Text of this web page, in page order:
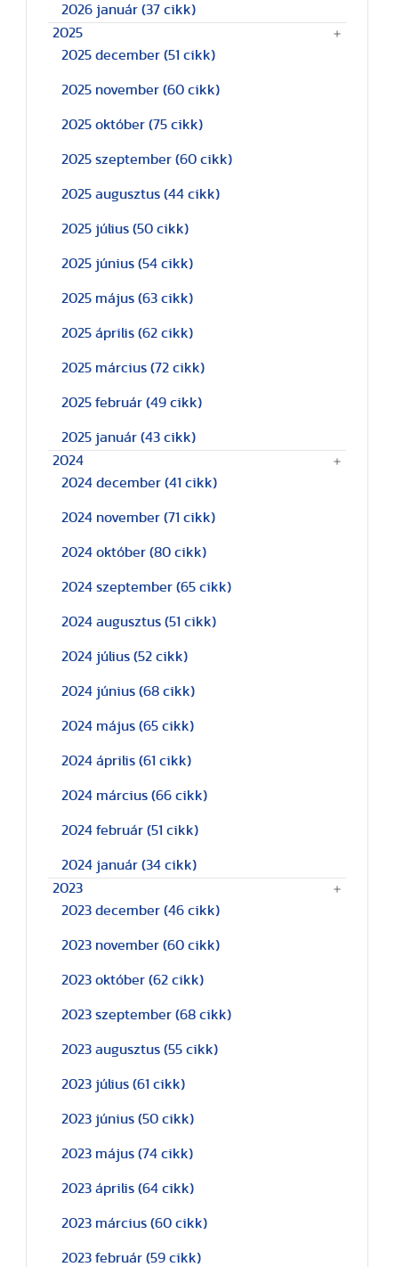
2026 január (37 cikk)
2025
2025 december (51 cikk)
2025 november (60 cikk)
2025 október (75 cikk)
2025 szeptember (60 cikk)
2025 augusztus (44 cikk)
2025 július (50 cikk)
2025 június (54 cikk)
2025 május (63 cikk)
2025 április (62 cikk)
2025 március (72 cikk)
2025 február (49 cikk)
2025 január (43 cikk)
2024
2024 december (41 cikk)
2024 november (71 cikk)
2024 október (80 cikk)
2024 szeptember (65 cikk)
2024 augusztus (51 cikk)
2024 július (52 cikk)
2024 június (68 cikk)
2024 május (65 cikk)
2024 április (61 cikk)
2024 március (66 cikk)
2024 február (51 cikk)
2024 január (34 cikk)
2023
2023 december (46 cikk)
2023 november (60 cikk)
2023 október (62 cikk)
2023 szeptember (68 cikk)
2023 augusztus (55 cikk)
2023 július (61 cikk)
2023 június (50 cikk)
2023 május (74 cikk)
2023 április (64 cikk)
2023 március (60 cikk)
2023 február (59 cikk)